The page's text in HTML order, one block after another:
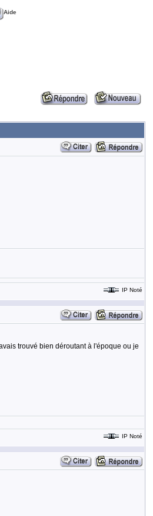
Aide
IP Noté
trouvé bien déroutant à l'époque ou je
IP Noté